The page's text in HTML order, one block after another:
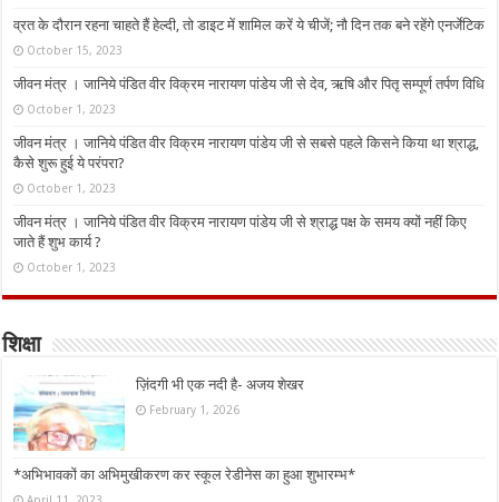
व्रत के दौरान रहना चाहते हैं हेल्दी, तो डाइट में शामिल करें ये चीजें; नौ दिन तक बने रहेंगे एनर्जेटिक
October 15, 2023
जीवन मंत्र । जानिये पंडित वीर विक्रम नारायण पांडेय जी से देव, ऋषि और पितृ सम्पूर्ण तर्पण विधि
October 1, 2023
जीवन मंत्र । जानिये पंडित वीर विक्रम नारायण पांडेय जी से सबसे पहले किसने किया था श्राद्ध,
कैसे शुरू हुई ये परंपरा?
October 1, 2023
जीवन मंत्र । जानिये पंडित वीर विक्रम नारायण पांडेय जी से श्राद्ध पक्ष के समय क्यों नहीं किए
जाते हैं शुभ कार्य ?
October 1, 2023
शिक्षा
ज़िंदगी भी एक नदी है- अजय शेखर
February 1, 2026
*अभिभावकों का अभिमुखीकरण कर स्कूल रेडीनेस का हुआ शुभारम्भ*